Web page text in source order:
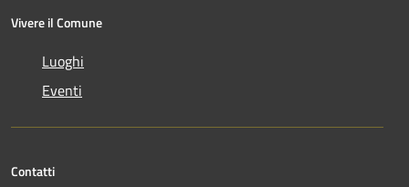
Vivere il Comune
Luoghi
Eventi
Contatti